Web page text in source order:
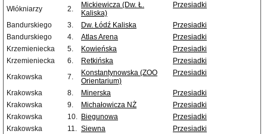
Włókniarzy
2.
Mickiewicza (Dw. Ł.
Kaliska)
Przesiadki
Bandurskiego 3. Dw. Łódź Kaliska
Przesiadki
Bandurskiego
4. Atlas Arena
Przesiadki
Krzemieniecka
5. Kowieńska
Przesiadki
Krzemieniecka
6. Retkińska
Przesiadki
Krakowska
7.
Konstantynowska (ZOO
Orientarium)
Przesiadki
Krakowska 8. Minerska
Przesiadki
Krakowska
9. Michałowicza NŻ
Przesiadki
Krakowska
10. Biegunowa
Przesiadki
Krakowska
11. Siewna
Przesiadki